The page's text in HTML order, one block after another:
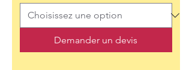
Demander un devis